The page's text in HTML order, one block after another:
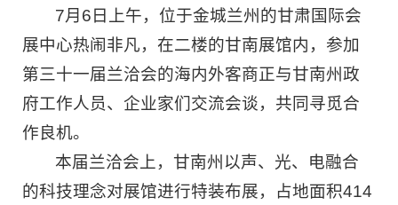
7月6日上午，位于金城兰州的甘肃国际会
展中心热闹非凡，在二楼的甘南展馆内，参加
第三十一届兰洽会的海内外客商正与甘南州政
府工作人员、企业家们交流会谈，共同寻觅合
作良机。
本届兰洽会上，甘南州以声、光、电融合
的科技理念对展馆进行特装布展，占地面积414